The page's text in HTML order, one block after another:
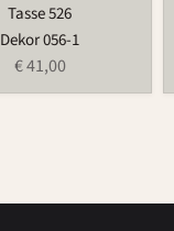
Tasse 526
Dekor 056-1
€ 41,00